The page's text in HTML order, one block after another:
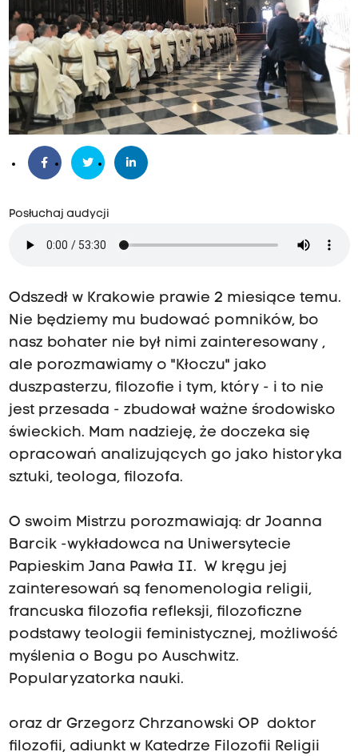
Posłuchaj audycji
Odszedł w Krakowie prawie 2 miesiące temu.
Nie będziemy mu budować pomników, bo
nasz bohater nie był nimi zainteresowany ,
ale porozmawiamy o "Kłoczu" jako
duszpasterzu, filozofie i tym, który - i to nie
jest przesada - zbudował ważne środowisko
świeckich. Mam nadzieję, że doczeka się
opracowań analizujących go jako historyka
sztuki, teologa, filozofa.
O swoim Mistrzu porozmawiają: dr Joanna
Barcik -wykładowca na Uniwersytecie
Papieskim Jana Pawła II. W kręgu jej
zainteresowań są fenomenologia religii,
francuska filozofia refleksji, filozoficzne
podstawy teologii feministycznej, możliwość
myślenia o Bogu po Auschwitz.
Popularyzatorka nauki.
oraz dr Grzegorz Chrzanowski OP doktor
filozofii, adiunkt w Katedrze Filozofii Religii